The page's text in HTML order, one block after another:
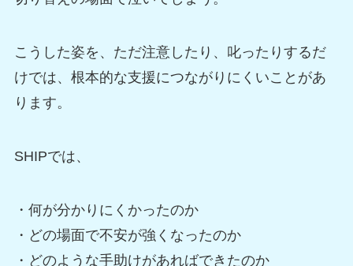
こうした姿を、ただ注意したり、叱ったりするだ
けでは、根本的な支援につながりにくいことがあ
ります。
SHIPでは、
・何が分かりにくかったのか
・どの場面で不安が強くなったのか
・どのような手助けがあればできたのか